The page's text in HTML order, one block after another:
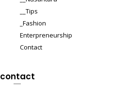
__Tips
_Fashion
Enterpreneurship
Contact
contact